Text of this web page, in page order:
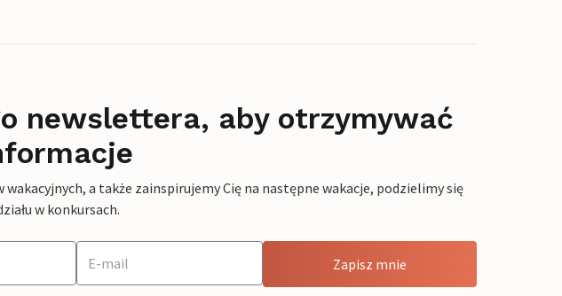
newslettera, aby otrzymywać
a także zainspirujemy Cię na następne wakacje, podzielimy się
w konkursach.
Zapisz mnie